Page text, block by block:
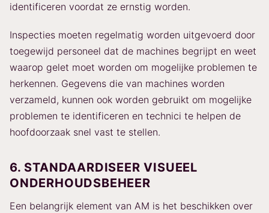
identificeren voordat ze ernstig worden.
Inspecties moeten regelmatig worden uitgevoerd door
toegewijd personeel dat de machines begrijpt en weet
waarop gelet moet worden om mogelijke problemen te
herkennen. Gegevens die van machines worden
verzameld, kunnen ook worden gebruikt om mogelijke
problemen te identificeren en technici te helpen de
hoofdoorzaak snel vast te stellen.
6. STANDAARDISEER VISUEEL
ONDERHOUDSBEHEER
Een belangrijk element van AM is het beschikken over